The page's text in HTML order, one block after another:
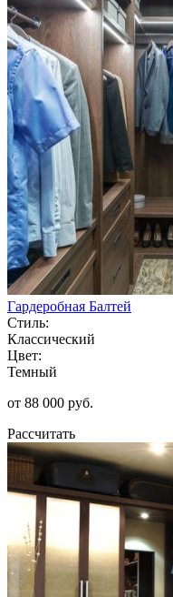
Гардеробная Балтей
Стиль:
Классический
Цвет:
Темный
от 88 000 руб.
Рассчитать